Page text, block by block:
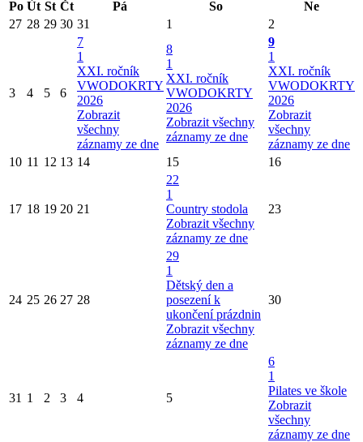
Po Út St Čt Pá So
Ne
27 28 29 30 31 1 2
3 4 5 6
7
1
XXI. ročník
VWODOKRTY
2026
Zobrazit
všechny
záznamy ze dne
8
1
XXI. ročník
VWODOKRTY
2026
Zobrazit všechny
záznamy ze dne
9
1
XXI. ročník
VWODOKRTY
2026
Zobrazit
všechny
záznamy ze dne
10 11 12 13 14 15 16
17 18 19 20 21
22
1
Country stodola
Zobrazit všechny
záznamy ze dne
23
24 25 26 27 28
29
1
Dětský den a
posezení k
ukončení prázdnin
Zobrazit všechny
záznamy ze dne
30
31 1 2 3 4 5
6
1
Pilates ve škole
Zobrazit
všechny
záznamy ze dne